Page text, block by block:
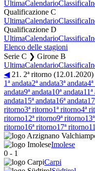
UltimaCalendarioClassifica
Qualificazione C
UltimaCalendarioClassifica
Qualificazione D
UltimaCalendarioClassifica
Elenco delle stagioni
Serie C ❯ Girone B
UltimaCalendarioClassifica
◀21. 2ª ritorno (12.01.2020)
1ª andata2ª andata3ª andata
andata9ª andata10ª andata
andata15ª andata16ª andata
ritorno3ª ritorno1ª ritorno4ª
ritorno12ª ritorno9ª ritorno
ritorno16ª ritorno17ª ritorno
Imolese
0 - 1
Carpi